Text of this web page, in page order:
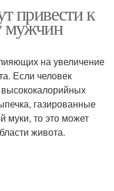
привести к
мужчин
на увеличение
Если человек
газированные
муки, то это может
живота.